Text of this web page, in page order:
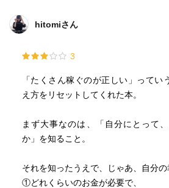
hitomiさん
3
「たくさん稼ぐのが正しい」ってい
え方をリセットしてくれた本。
まず大事なのは、「自分にとって
か」を知ること。
それを知ったうえで、じゃあ、自分の
①どれくらいのお金が必要で、